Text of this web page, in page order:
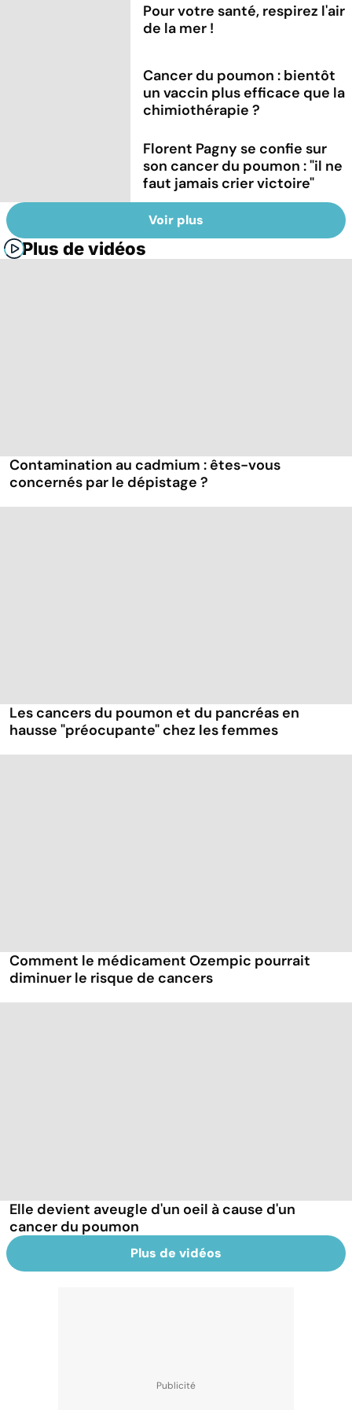
Pour votre santé, respirez l'air
de la mer !
Cancer du poumon : bientôt
un vaccin plus efficace que la
chimiothérapie ?
Florent Pagny se confie sur
son cancer du poumon : "il ne
faut jamais crier victoire"
Voir plus
Plus de vidéos
Contamination au cadmium : êtes-vous
concernés par le dépistage ?
Les cancers du poumon et du pancréas en
hausse "préocupante" chez les femmes
Comment le médicament Ozempic pourrait
diminuer le risque de cancers
Elle devient aveugle d'un oeil à cause d'un
cancer du poumon
Plus de vidéos